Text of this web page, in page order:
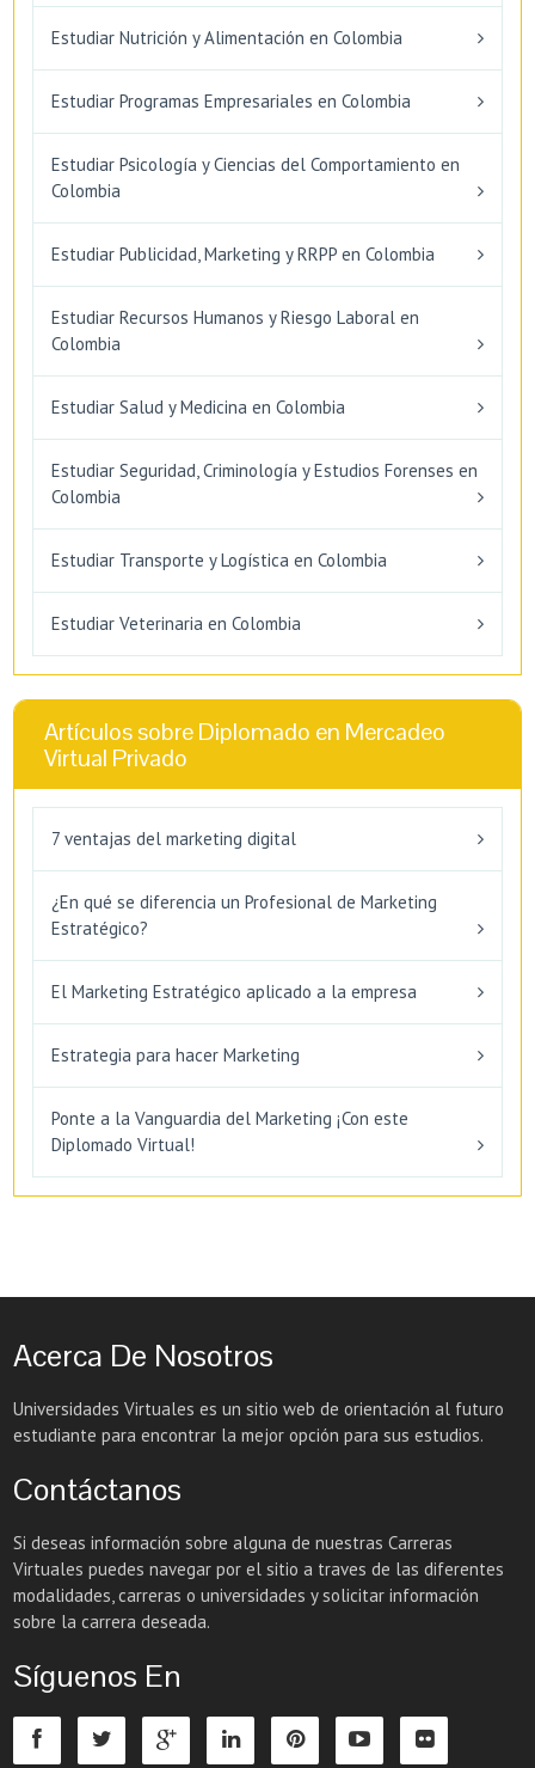
Estudiar Nutrición y Alimentación en Colombia
Estudiar Programas Empresariales en Colombia
Estudiar Psicología y Ciencias del Comportamiento en
Colombia
Estudiar Publicidad, Marketing y RRPP en Colombia
Estudiar Recursos Humanos y Riesgo Laboral en
Colombia
Estudiar Salud y Medicina en Colombia
Estudiar Seguridad, Criminología y Estudios Forenses en
Colombia
Estudiar Transporte y Logística en Colombia
Estudiar Veterinaria en Colombia
Artículos sobre Diplomado en Mercadeo
Virtual Privado
7 ventajas del marketing digital
¿En qué se diferencia un Profesional de Marketing
Estratégico?
El Marketing Estratégico aplicado a la empresa
Estrategia para hacer Marketing
Ponte a la Vanguardia del Marketing ¡Con este
Diplomado Virtual!
Acerca De Nosotros
Universidades Virtuales es un sitio web de orientación al futuro
estudiante para encontrar la mejor opción para sus estudios.
Contáctanos
Si deseas información sobre alguna de nuestras Carreras
Virtuales puedes navegar por el sitio a traves de las diferentes
modalidades, carreras o universidades y solicitar información
sobre la carrera deseada.
Síguenos En